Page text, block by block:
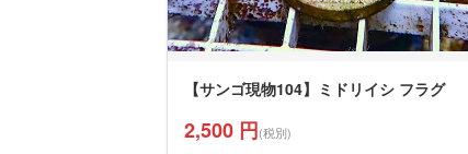
【サンゴ現物104】ミドリイシ フラグ
2,500 円(税別)